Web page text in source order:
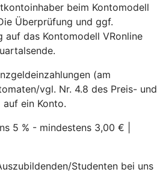
beim Kontomodell
Überprüfung und ggf.
auf das Kontomodell VRonline
(am
vgl. Nr. 4.8 des Preis- und
auf ein Konto.
5 % - mindestens 3,00 € |
Studenten bei uns